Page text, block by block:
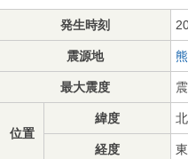
発生時刻
震源地
最大震度
位置
緯度
経度